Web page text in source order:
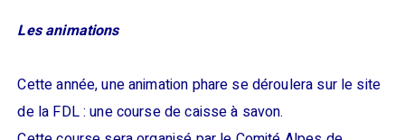
Les animations
Cette année, une animation phare se déroulera sur le site
de la FDL : une course de caisse à savon.